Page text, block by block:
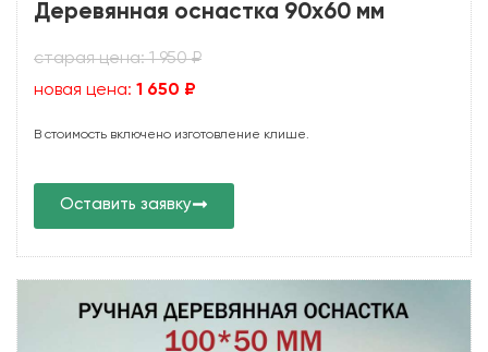
Деревянная оснастка 90х60 мм
старая цена: 1 950 ₽
новая цена: 1 650 ₽
В стоимость включено изготовление клише.
Оставить заявку